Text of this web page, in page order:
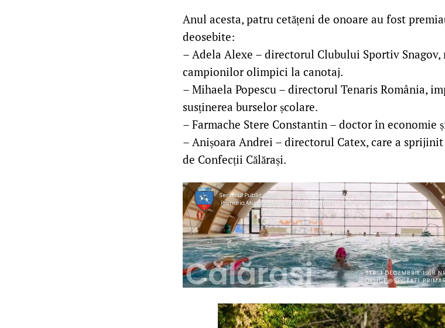
Anul acesta, patru cetățeni de onoare au fost
deosebite:
– Adela Alexe – directorul Clubului Sportiv
campionilor olimpici la canotaj.
– Mihaela Popescu – directorul Tenaris România,
susținerea burselor școlare.
– Farmache Stere Constantin – doctor în economie
– Anișoara Andrei – directorul Catex, care a
de Confecții Călărași.